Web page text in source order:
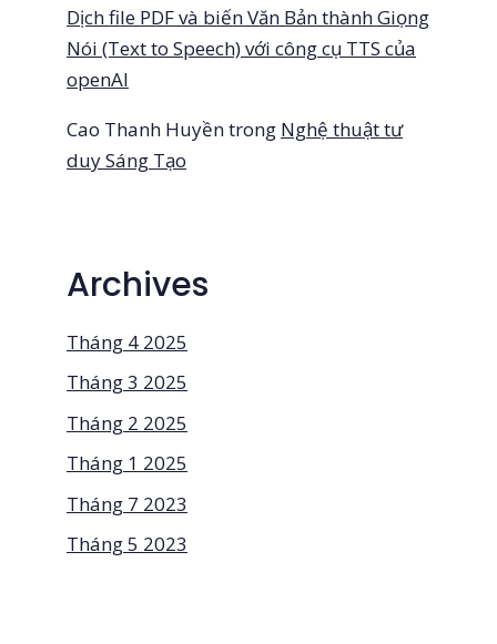
Dịch file PDF và biến Văn Bản thành Giọng
Nói (Text to Speech) với công cụ TTS của
openAI
Cao Thanh Huyềntrong Nghệ thuật tư
duy Sáng Tạo
Archives
Tháng 4 2025
Tháng 3 2025
Tháng 2 2025
Tháng 1 2025
Tháng 7 2023
Tháng 5 2023